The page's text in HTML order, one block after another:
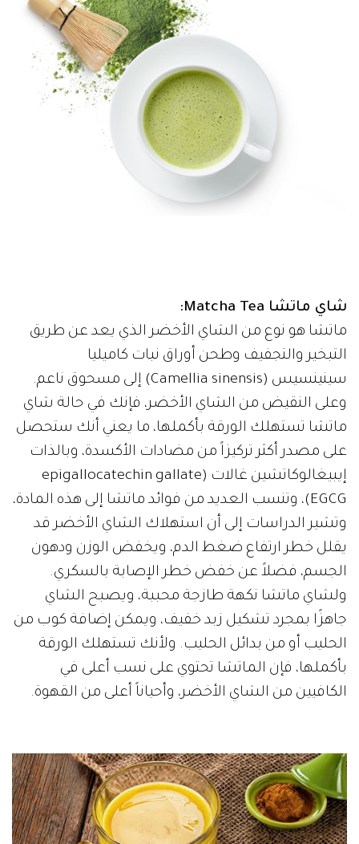
شاي ماتشا Matcha Tea:
ماتشا هو نوع من الشاي الأخضر الذي يعد عن طريق
التبخير والتجفيف وطحن أوراق نبات كاميليا
سينينسيس (Camellia sinensis) إلى مسحوق ناعم.
وعلى النقيض من الشاي الأخضر، فإنك في حالة شاي
ماتشا تستهلك الورقة بأكملها، ما يعني أنك ستحصل
على مصدر أكثر تركيزاً من مضادات الأكسدة، وبالذات
إيبيغالوكاتشين غالات (epigallocatechin gallate
(EGCG، وتنسب العديد من فوائد ماتشا إلى هذه المادة،
وتشير الدراسات إلى أن استهلاك الشاي الأخضر قد
يقلل خطر ارتفاع ضغط الدم، ويخفض الوزن ودهون
الجسم، فضلاً عن خفض خطر الإصابة بالسكري.
ولشاي ماتشا نكهة طازجة محببة، ويصبح الشاي
جاهزًا بمجرد تشكيل زبد خفيف، ويمكن إضافة كوب من
الحليب أو من بدائل الحليب. ولأنك تستهلك الورقة
بأكملها، فإن الماتشا تحتوي على نسب أعلى في
الكافيين من الشاي الأخضر، وأحياناً أعلى من القهوة.